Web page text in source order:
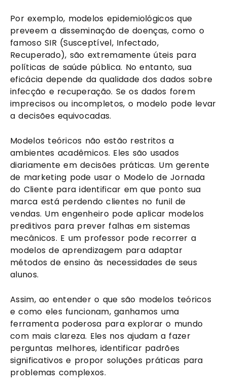
Por exemplo, modelos epidemiológicos que
preveem a disseminação de doenças, como o
famoso SIR (Susceptível, Infectado,
Recuperado), são extremamente úteis para
políticas de saúde pública. No entanto, sua
eficácia depende da qualidade dos dados sobre
infecção e recuperação. Se os dados forem
imprecisos ou incompletos, o modelo pode levar
a decisões equivocadas.
Modelos teóricos não estão restritos a
ambientes acadêmicos. Eles são usados
diariamente em decisões práticas. Um gerente
de marketing pode usar o Modelo de Jornada
do Cliente para identificar em que ponto sua
marca está perdendo clientes no funil de
vendas. Um engenheiro pode aplicar modelos
preditivos para prever falhas em sistemas
mecânicos. E um professor pode recorrer a
modelos de aprendizagem para adaptar
métodos de ensino às necessidades de seus
alunos.
Assim, ao entender o que são modelos teóricos
e como eles funcionam, ganhamos uma
ferramenta poderosa para explorar o mundo
com mais clareza. Eles nos ajudam a fazer
perguntas melhores, identificar padrões
significativos e propor soluções práticas para
problemas complexos.